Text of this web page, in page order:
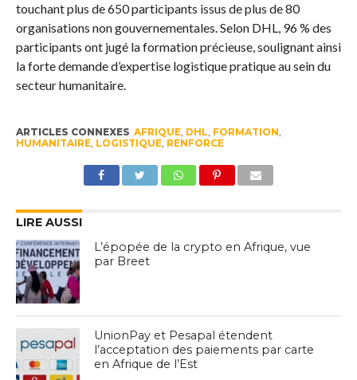
touchant plus de 650 participants issus de plus de 80
organisations non gouvernementales. Selon DHL, 96 % des
participants ont jugé la formation précieuse, soulignant ainsi
la forte demande d’expertise logistique pratique au sein du
secteur humanitaire.
ARTICLES CONNEXES AFRIQUE, DHL, FORMATION,
HUMANITAIRE, LOGISTIQUE, RENFORCE
LIRE AUSSI
L’épopée de la crypto en Afrique, vue
par Breet
UnionPay et Pesapal étendent
l’acceptation des paiements par carte
en Afrique de l’Est